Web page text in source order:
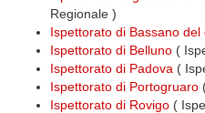
Regionale )
Ispettorato di Bassano del
Ispettorato di Belluno (
Ispettorato di Padova (
Ispettorato di Portogruaro
Ispettorato di Rovigo (